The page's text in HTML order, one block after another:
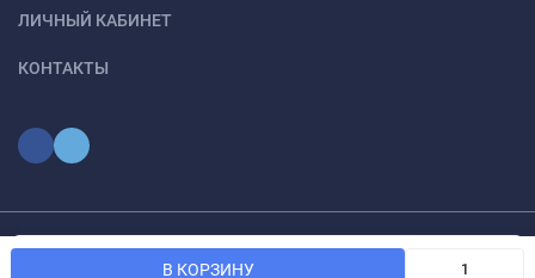
В КОРЗИНУ
ЛИЧНЫЙ КАБИНЕТ
КОНТАКТЫ